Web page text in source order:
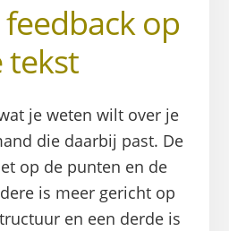
op
tekst
je weten wilt over je
die daarbij past. De
op de punten en de
is meer gericht op
en een derde is